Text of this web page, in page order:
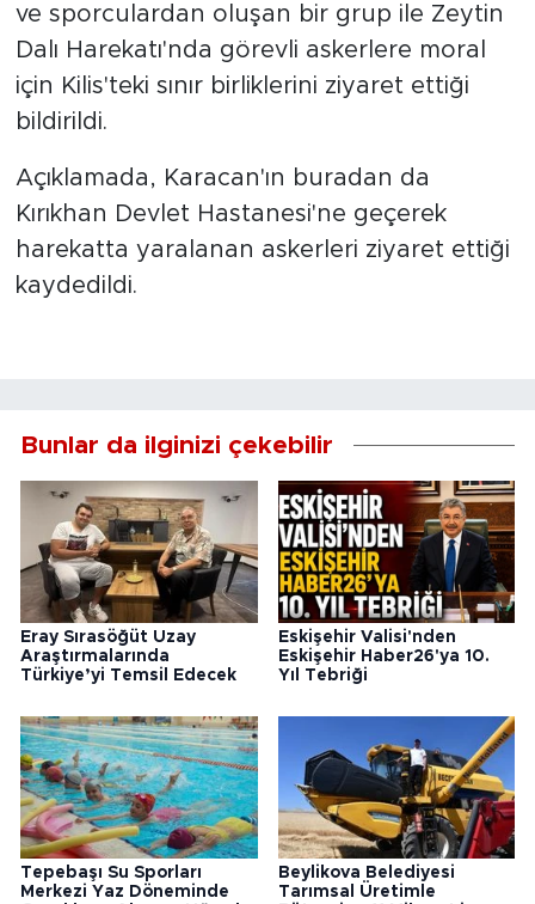
ve sporculardan oluşan bir grup ile Zeytin
Dalı Harekatı'nda görevli askerlere moral
için Kilis'teki sınır birliklerini ziyaret ettiği
bildirildi.
Açıklamada, Karacan'ın buradan da
Kırıkhan Devlet Hastanesi'ne geçerek
harekatta yaralanan askerleri ziyaret ettiği
kaydedildi.
Bunlar da ilginizi çekebilir
Eray Sırasöğüt Uzay
Araştırmalarında
Türkiye’yi Temsil Edecek
Eskişehir Valisi'nden
Eskişehir Haber26'ya 10.
Yıl Tebriği
Tepebaşı Su Sporları
Merkezi Yaz Döneminde
Beylikova Belediyesi
Tarımsal Üretimle